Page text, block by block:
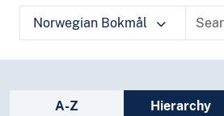
Norwegian Bokmål
Sidebar listing: list and
A-Z Hierarchy